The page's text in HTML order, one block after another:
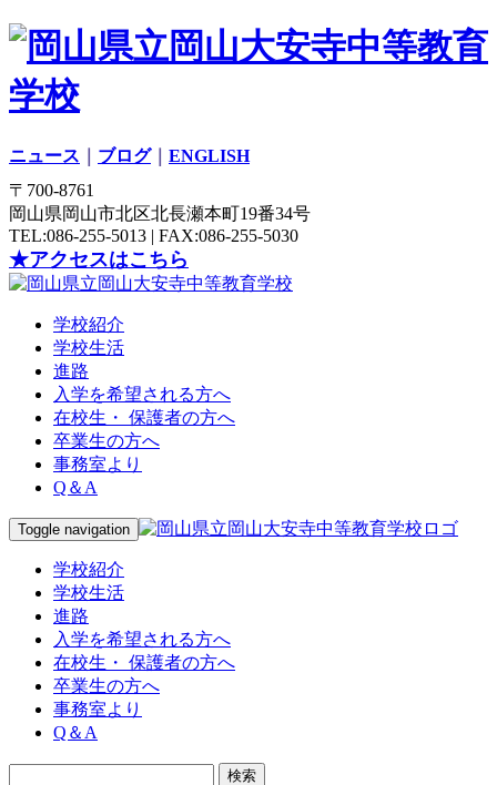
ニュース ブログ｜ ENGLISH
〒700-8761
岡山県岡山市北区北長瀬本町19番34号
TEL:086-255-5013 | FAX:086-255-5030
★アクセスはこちら
学校紹介
学校生活
進路
入学を希望される方へ
在校生・ 保護者の方へ
卒業生の方へ
事務室より
Q＆A
Toggle navigation
学校紹介
学校生活
進路
入学を希望される方へ
在校生・ 保護者の方へ
卒業生の方へ
事務室より
Q＆A